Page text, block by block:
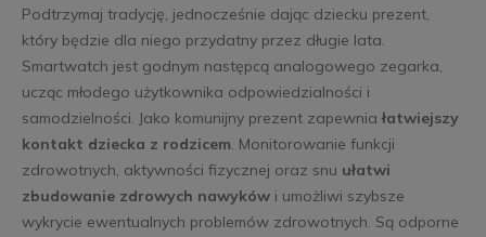
Podtrzymaj tradycję, jednocześnie dając dziecku prezent,
który będzie dla niego przydatny przez długie lata.
Smartwatch jest godnym następcą analogowego zegarka,
ucząc młodego użytkownika odpowiedzialności i
samodzielności. Jako komunijny prezent zapewniałatwiejszy
kontakt dziecka z rodzicem. Monitorowanie funkcji
zdrowotnych, aktywności fizycznej oraz snu ułatwi
zbudowanie zdrowych nawykówi umożliwi szybsze
wykrycie ewentualnych problemów zdrowotnych. Są odporne